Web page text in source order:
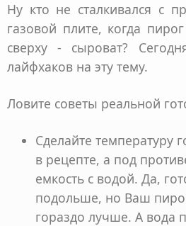
Ну кто не сталкивался с
газовой плите, когда
сверху - сыроват?
лайфхаков на эту тему.
Ловите советы реальной
Сделайте температуру
в рецепте, а под
емкость с водой. Да,
подольше, но Ваш
гораздо лучше. А вода